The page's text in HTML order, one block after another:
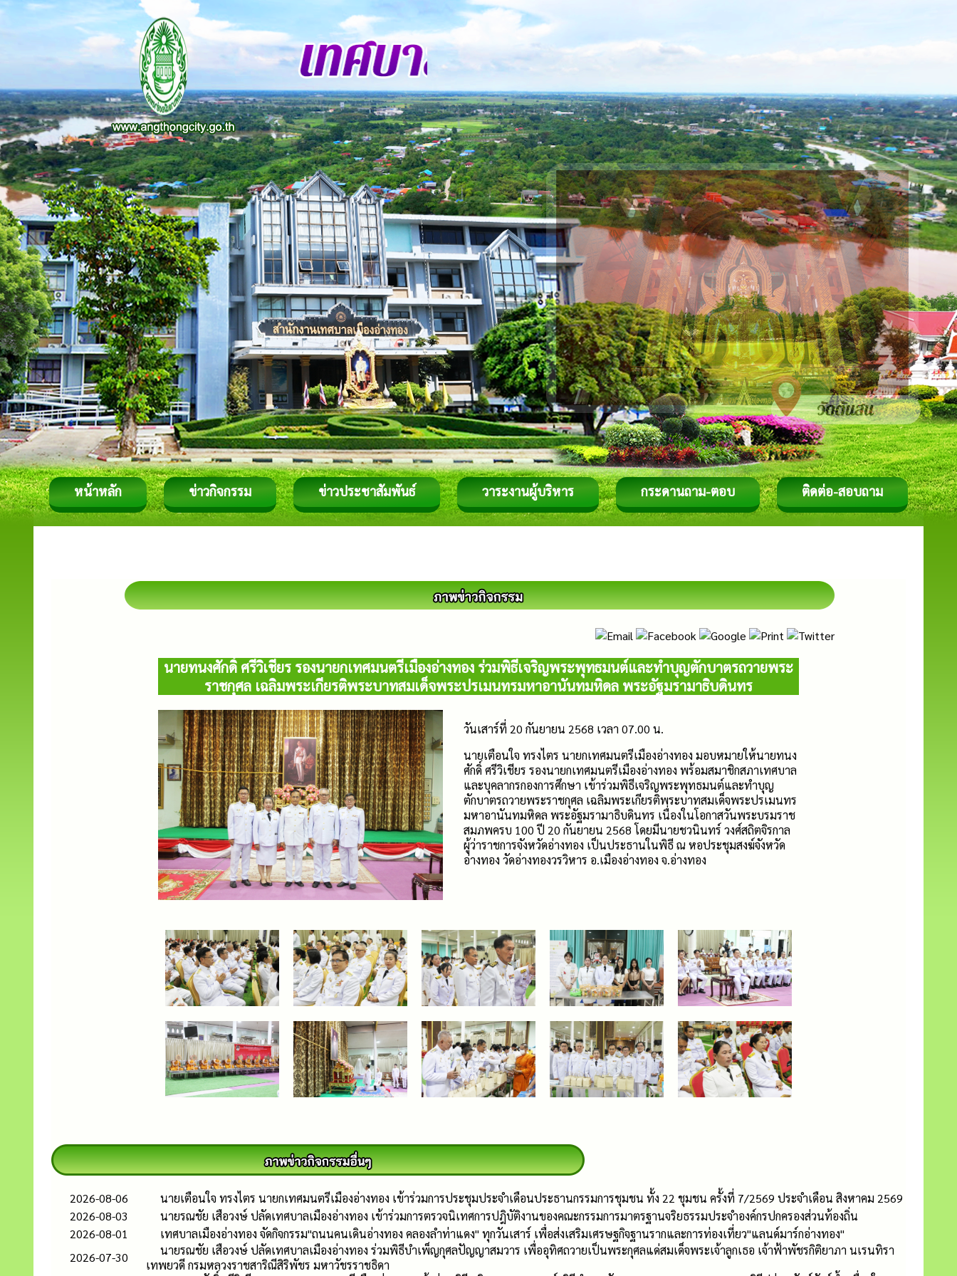
หน้าหลัก ข่าวกิจกรรม ข่าวประชาสัมพันธ์ วาระงานผู้บริหาร กระดานถาม-ตอบ ติดต่อ-สอบถาม
นายทนงศักดิ์ ศรีวิเชียร รองนายกเทศมนตรีเมืองอ่างทอง ร่วมพิธีเจริญพระพุทธมนต์และทำบุญตักบาตรถวายพระ
ราชกุศล เฉลิมพระเกียรติพระบาทสมเด็จพระปรเมนทรมหาอานันทมหิดล พระอัฐมรามาธิบดินทร
วันเสาร์ที่ 20 กันยายน 2568 เวลา 07.00 น.
นายเตือนใจ ทรงไตร นายกเทศมนตรีเมืองอ่างทอง มอบหมายให้นายทนง
ศักดิ์ ศรีวิเชียร รองนายกเทศมนตรีเมืองอ่างทอง พร้อมสมาชิกสภาเทศบาล
และบุคลากรกองการศึกษา เข้าร่วมพิธีเจริญพระพุทธมนต์และทำบุญ
ตักบาตรถวายพระราชกุศล เฉลิมพระเกียรติพระบาทสมเด็จพระปรเมนทร
มหาอานันทมหิดล พระอัฐมรามาธิบดินทร เนื่องในโอกาสวันพระบรมราช
สมภพครบ 100 ปี 20 กันยายน 2568 โดยมีนายชวนินทร์ วงศ์สถิตจิรกาล
ผู้ว่าราชการจังหวัดอ่างทอง เป็นประธานในพิธี ณ หอประชุมสงฆ์จังหวัด
อ่างทอง วัดอ่างทองวรวิหาร อ.เมืองอ่างทอง จ.อ่างทอง
2026-08-06
นายเตือนใจ ทรงไตร นายกเทศมนตรีเมืองอ่างทอง เข้าร่วมการประชุมประจำเดือนประธานกรรมการชุมชน ทั้ง 22 ชุมชน ครั้งที่ 7/2569 ประจำเดือน สิงหาคม 2569
2026-08-03
นายรณชัย เสือวงษ์ ปลัดเทศบาลเมืองอ่างทอง เข้าร่วมการตรวจนิเทศการปฎิบัติงานของคณะกรรมการมาตรฐานจริยธรรมประจำองค์กรปกครองส่วนท้องถิ่น
2026-08-01
เทศบาลเมืองอ่างทอง จัดกิจกรรม"ถนนคนเดินอ่างทอง คลองลำท่าแดง" ทุกวันเสาร์ เพื่อส่งเสริมเศรษฐกิจฐานรากและการท่องเที่ยว"แลนด์มาร์กอ่างทอง"
2026-07-30
นายรณชัย เสือวงษ์ ปลัดเทศบาลเมืองอ่างทอง ร่วมพิธีบำเพ็ญกุศลปัญญาสมวาร เพื่ออุทิศถวายเป็นพระกุศลแด่สมเด็จพระเจ้าลูกเธอ เจ้าฟ้าพัชรกิติยาภา นเรนทิรา
เทพยวดี กรมหลวงราชสาริณีสิริพัชร มหาวัชรราชธิดา